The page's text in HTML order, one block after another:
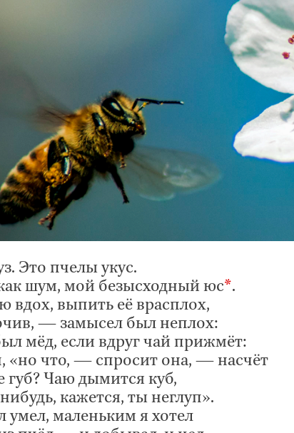
Это пчелы укус.
шум, мой безысходный юс*.
вдох, выпить её врасплох,
— замысел был неплох:
мёд, если вдруг чай прижмёт:
«но что, — спросит она, — насчёт
губ? Чаю дымится куб,
кажется, ты неглуп».
умел, маленьким я хотел